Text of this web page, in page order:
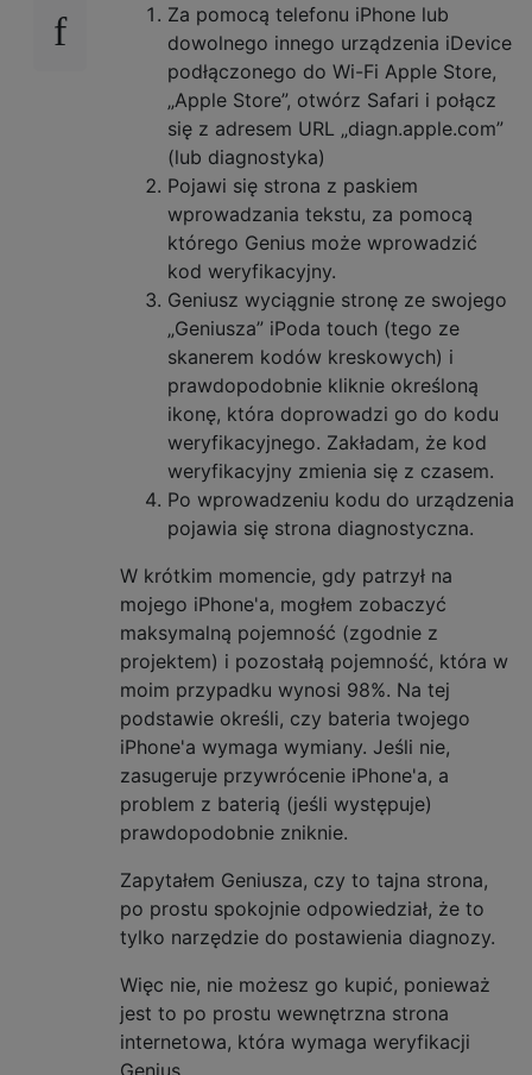
Za pomocą telefonu iPhone lub
dowolnego innego urządzenia iDevice
podłączonego do Wi-Fi Apple Store,
„Apple Store”, otwórz Safari i połącz
się z adresem URL „diagn.apple.com”
(lub diagnostyka)
Pojawi się strona z paskiem
wprowadzania tekstu, za pomocą
którego Genius może wprowadzić
kod weryfikacyjny.
Geniusz wyciągnie stronę ze swojego
„Geniusza” iPoda touch (tego ze
skanerem kodów kreskowych) i
prawdopodobnie kliknie określoną
ikonę, która doprowadzi go do kodu
weryfikacyjnego. Zakładam, że kod
weryfikacyjny zmienia się z czasem.
Po wprowadzeniu kodu do urządzenia
pojawia się strona diagnostyczna.
W krótkim momencie, gdy patrzył na
mojego iPhone'a, mogłem zobaczyć
maksymalną pojemność (zgodnie z
projektem) i pozostałą pojemność, która w
moim przypadku wynosi 98%. Na tej
podstawie określi, czy bateria twojego
iPhone'a wymaga wymiany. Jeśli nie,
zasugeruje przywrócenie iPhone'a, a
problem z baterią (jeśli występuje)
prawdopodobnie zniknie.
Zapytałem Geniusza, czy to tajna strona,
po prostu spokojnie odpowiedział, że to
tylko narzędzie do postawienia diagnozy.
Więc nie, nie możesz go kupić, ponieważ
jest to po prostu wewnętrzna strona
internetowa, która wymaga weryfikacji
Genius.